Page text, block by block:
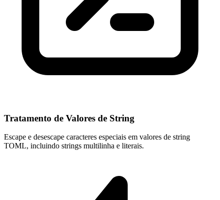
Tratamento de Valores de String
Escape e desescape caracteres especiais em valores de string
TOML, incluindo strings multilinha e literais.